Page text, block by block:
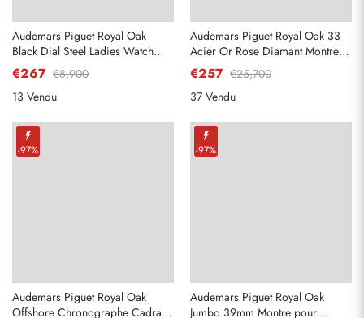
Audemars Piguet Royal Oak
Black Dial Steel Ladies Watch
67650ST
€267 €8,900
13 Vendu
Audemars Piguet Royal Oak 33
Acier Or Rose Diamant Montre
Dames 67651SR
€257 €25,700
37 Vendu
-97%
Audemars Piguet Royal Oak
Offshore Chronographe Cadran
-97%
Audemars Piguet Royal Oak
Jumbo 39mm Montre pour